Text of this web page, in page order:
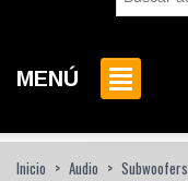
MENÚ
Inicio > Audio > Subwoofers